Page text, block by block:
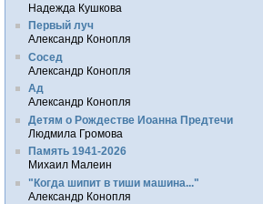
Надежда Кушкова
Первый луч
Александр Конопля
Сосед
Александр Конопля
Ад
Александр Конопля
Детям о Рождестве Иоанна Предтечи
Людмила Громова
Память 1941-2026
Михаил Малеин
"Когда шипит в тиши машина..."
Александр Конопля